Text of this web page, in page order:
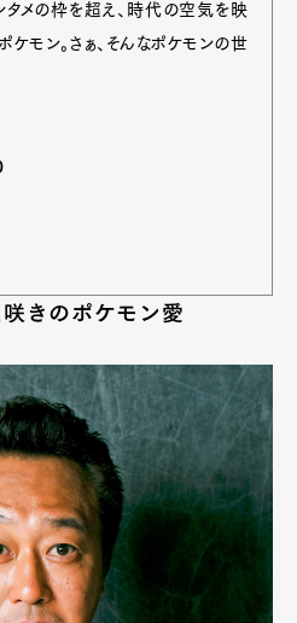
タメの枠を超え、時代の空気を映
モン。さぁ、そんなポケモンの世
きのポケモン愛